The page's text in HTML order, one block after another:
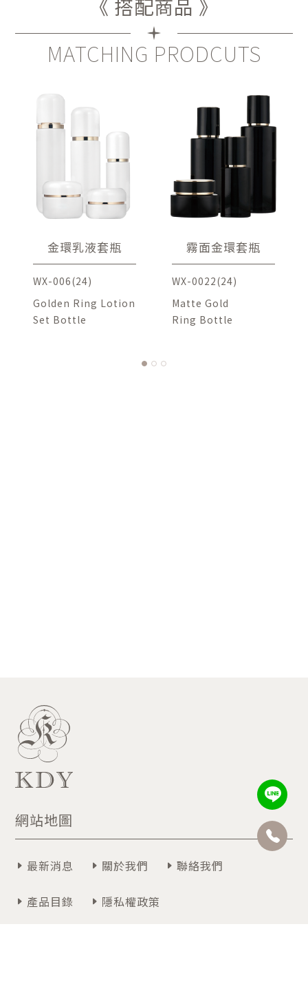
《 搭配商品 》
MATCHING PRODCUTS
金環乳液套瓶
Golden Ring Lotion
Set Bottle
WX-006(24)
霧面金環套瓶
Matte Gold
Ring Bottle
WX-0022(24)
網站地圖
最新消息 關於我們 聯絡我們
產品目錄 隱私權政策